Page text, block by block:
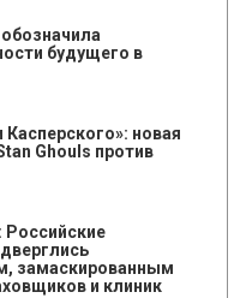
будущего в
новая
Ghouls против
Российские
замаскированным
и клиник